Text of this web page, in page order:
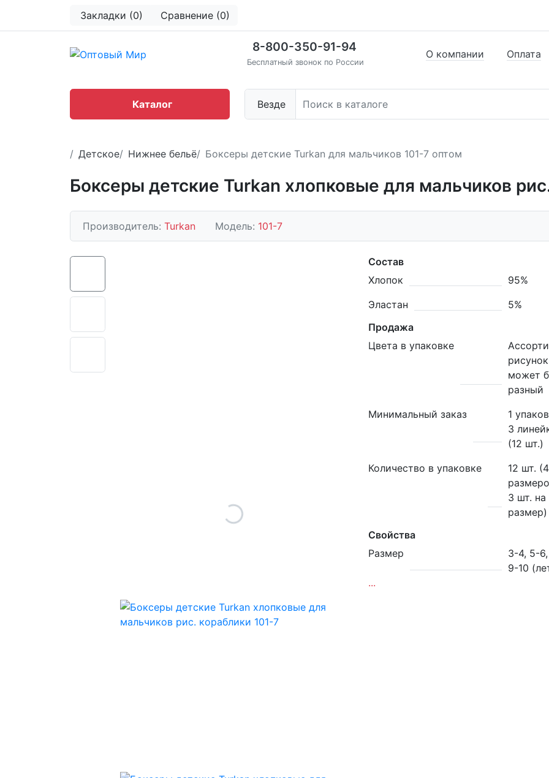
Закладки (0) Сравнение (0)
8-800-350-91-94
Бесплатный звонок по России
Везде
О компании Оплата
Каталог
Детское Нижнее бельё Боксеры детские Turkan для мальчиков 101-7 оптом
Боксеры детские Turkan хлопковые для мальчиков
Производитель: Turkan Модель: 101-7
Состав
Хлопок
95%
Эластан
5%
Продажа
Цвета в упаковке
рисунок
может
разный
Минимальный заказ
1
3
(12 шт.)
Количество в упаковке
12 шт. (4
3 шт. на
размер)
Свойства
Размер
3-4, 5-
9-10
...